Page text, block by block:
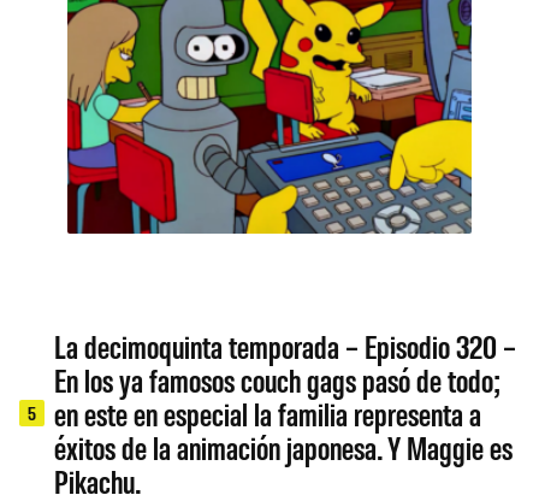
5
La decimoquinta temporada – Episodio 320 –
En los ya famosos couch gags pasó de todo;
en este en especial la familia representa a
éxitos de la animación japonesa. Y Maggie es
Pikachu.